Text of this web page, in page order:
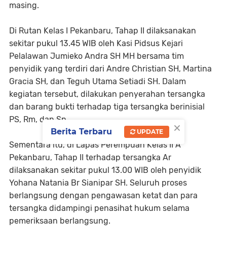
masing.
Di Rutan Kelas I Pekanbaru, Tahap II dilaksanakan
sekitar pukul 13.45 WIB oleh Kasi Pidsus Kejari
Pelalawan Jumieko Andra SH MH bersama tim
penyidik yang terdiri dari Andre Christian SH, Martina
Gracia SH, dan Teguh Utama Setiadi SH. Dalam
kegiatan tersebut, dilakukan penyerahan tersangka
dan barang bukti terhadap tiga tersangka berinisial
PS, Rm, dan Sp.
Sementara itu, di Lapas Perempuan Kelas II A
Pekanbaru, Tahap II terhadap tersangka Ar
dilaksanakan sekitar pukul 13.00 WIB oleh penyidik
Yohana Natania Br Sianipar SH. Seluruh proses
berlangsung dengan pengawasan ketat dan para
tersangka didampingi penasihat hukum selama
pemeriksaan berlangsung.
×
Berita Terbaru UPDATE